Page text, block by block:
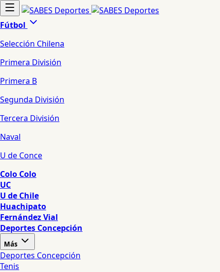
Fútbol
Selección Chilena
Primera División
Primera B
Segunda División
Tercera División
Naval
U de Conce
Colo Colo
UC
U de Chile
Huachipato
Fernández Vial
Deportes Concepción
Más
Deportes Concepción
Tenis